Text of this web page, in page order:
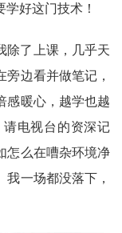
好这门技术！
除了上课，几乎天
边看并做笔记，
感暖心，越学也越
电视台的资深记
怎么在嘈杂环境净
一场都没落下，